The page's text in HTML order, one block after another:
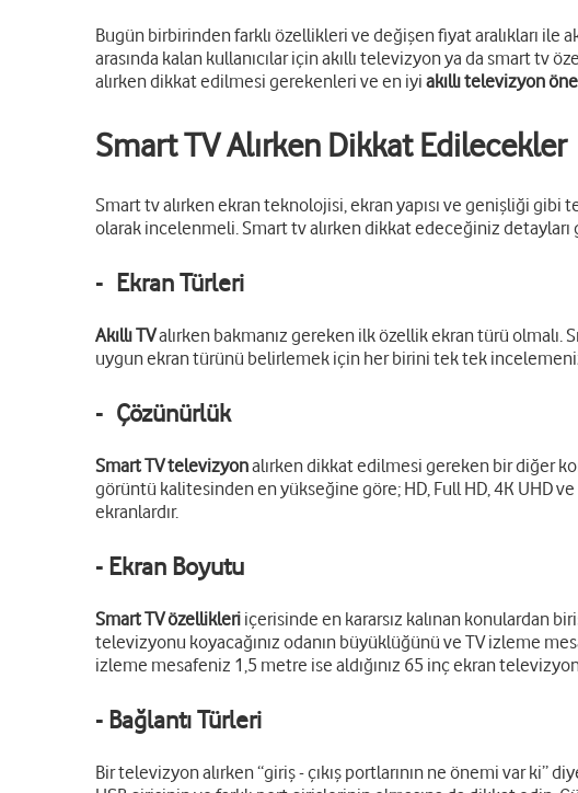
Bugün birbirinden farklı özellikleri ve değişen fiyat aralıkları ile
arasında kalan kullanıcılar için akıllı televizyon ya da smart tv
alırken dikkat edilmesi gerekenleri ve en iyi akıllı televizyon
Smart TV Alırken Dikkat Edilecekler
Smart tv alırken ekran teknolojisi, ekran yapısı ve genişliği gibi
olarak incelenmeli. Smart tv alırken dikkat edeceğiniz
- Ekran Türleri
Akıllı TValırken bakmanız gereken ilk özellik ekran türü olmalı.
uygun ekran türünü belirlemek için her birini tek tek
- Çözünürlük
Smart TV televizyonalırken dikkat edilmesi gereken bir diğer
görüntü kalitesinden en yükseğine göre; HD, Full HD, 4K UHD
ekranlardır.
- Ekran Boyutu
Smart TV özellikleri içerisinde en kararsız kalınan konulardan
televizyonu koyacağınız odanın büyüklüğünü ve TV izleme
izleme mesafeniz 1,5 metre ise aldığınız 65 inç ekran
- Bağlantı Türleri
Bir televizyon alırken “giriş - çıkış portlarının ne önemi var ki”